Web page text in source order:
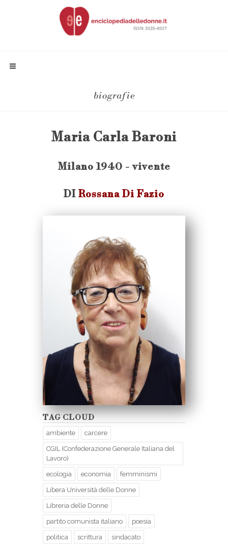
biografie
Maria Carla Baroni
Milano 1940 - vivente
DI Rossana Di Fazio
TAG CLOUD
ambiente carcere
CGIL (Confederazione Generale Italiana del
Lavoro)
ecologia economia femminismi
Libera Università delle Donne
Libreria delle Donne
partito comunista italiano poesia
politica scrittura sindacato